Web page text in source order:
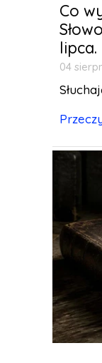
Co
lipca.
04